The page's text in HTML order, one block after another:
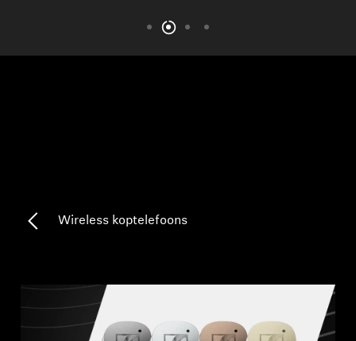
Innovaties
Support
Wireless koptelefoons